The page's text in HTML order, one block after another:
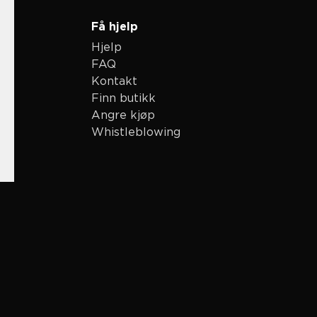
Få hjelp
Hjelp
FAQ
Kontakt
Finn butikk
Angre kjøp
Whistleblowing